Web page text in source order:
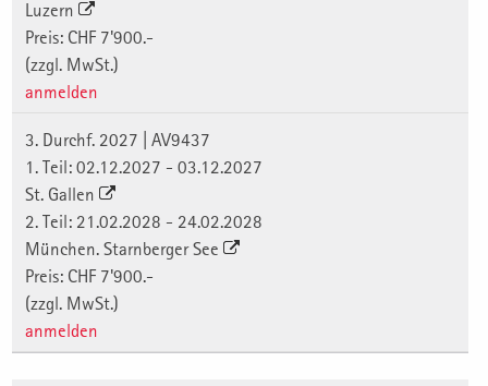
Luzern
Preis: CHF 7'900.-
(zzgl. MwSt.)
anmelden
3. Durchf. 2027 | AV9437
1. Teil: 02.12.2027 - 03.12.2027
St. Gallen
2. Teil: 21.02.2028 - 24.02.2028
München. Starnberger See
Preis: CHF 7'900.-
(zzgl. MwSt.)
anmelden